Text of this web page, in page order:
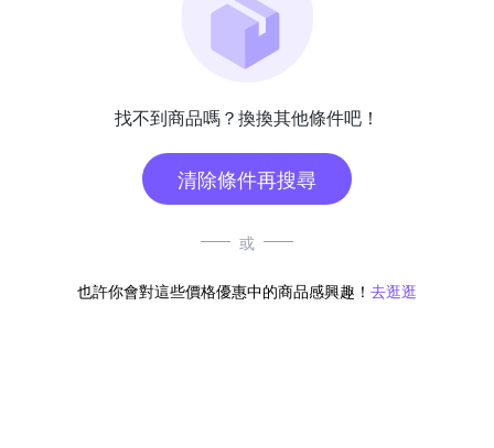
找不到商品嗎？換換其他條件吧！
清除條件再搜尋
或
也許你會對這些價格優惠中的商品感興趣！ 去逛逛